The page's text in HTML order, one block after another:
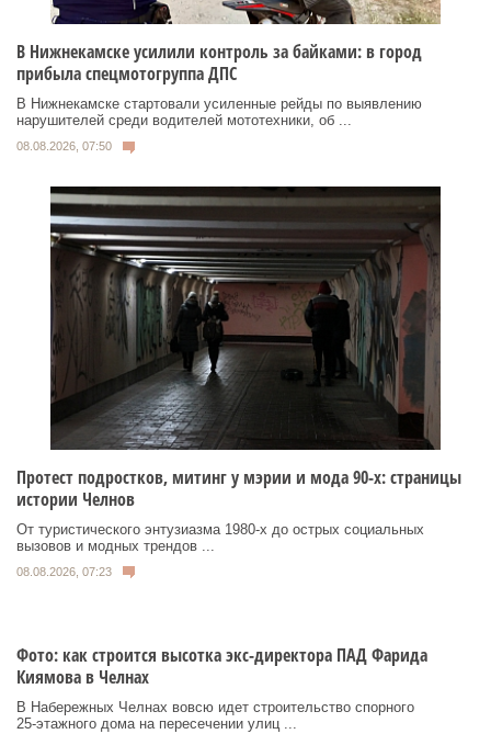
В Нижнекамске усилили контроль за байками: в город
прибыла спецмотогруппа ДПС
В Нижнекамске стартовали усиленные рейды по выявлению
нарушителей среди водителей мототехники, об ...
08.08.2026, 07:50
Протест подростков, митинг у мэрии и мода 90-х: страницы
истории Челнов
От туристического энтузиазма 1980‑х до острых социальных
вызовов и модных трендов ...
08.08.2026, 07:23
Фото: как строится высотка экс-директора ПАД Фарида
Киямова в Челнах
В Набережных Челнах вовсю идет строительство спорного
25‑этажного дома на пересечении улиц ...